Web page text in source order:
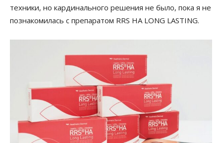
техники, но кардинального решения не было, пока я не
познакомилась с препаратом RRS HA LONG LASTING.